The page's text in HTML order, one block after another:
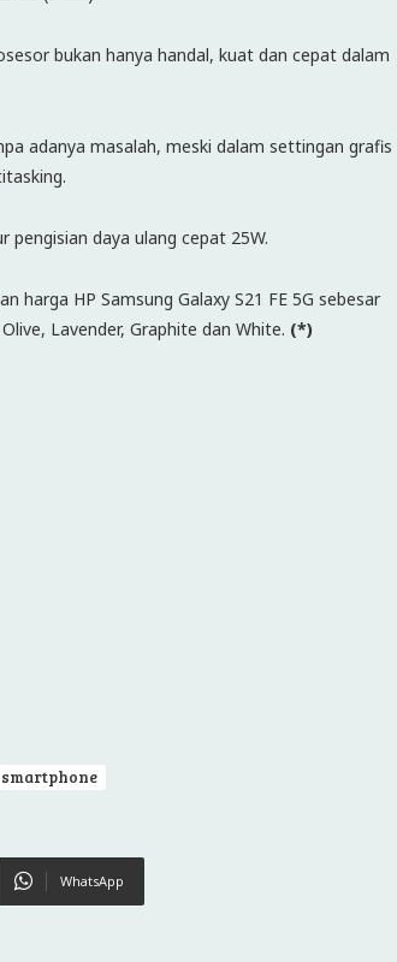
bukan hanya handal, kuat dan cepat dalam
adanya masalah, meski dalam settingan grafis
daya ulang cepat 25W.
harga HP Samsung Galaxy S21 FE 5G sebesar
Lavender, Graphite dan White. (*)
smartphone
WhatsApp